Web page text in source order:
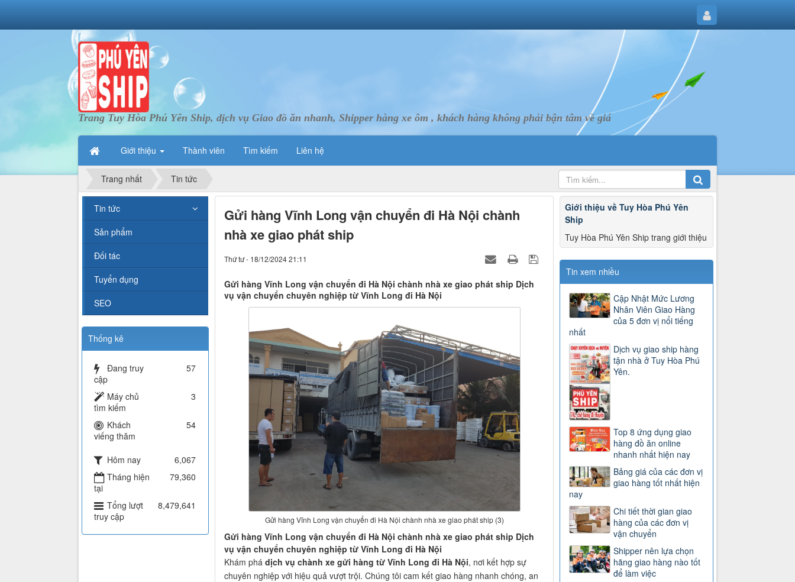
Trang Tuy Hòa Phú Yên Ship, dịch vụ Giao đồ ăn nhanh, Shipper hàng xe ôm , khách hàng không phải bận tâm về giá
Giới thiệu Thành viên Tìm kiếm Liên hệ
Trang nhất Tin tức
Gửi hàng Vĩnh Long vận chuyển đi Hà Nội chành
nhà xe giao phát ship
Thứ tư - 18/12/2024 21:11
Gửi hàng Vĩnh Long vận chuyển đi Hà Nội chành nhà xe giao phát ship Dịch
vụ vận chuyển chuyên nghiệp từ Vĩnh Long đi Hà Nội
Gửi hàng Vĩnh Long vận chuyển đi Hà Nội chành nhà xe giao phát ship (3)
Gửi hàng Vĩnh Long vận chuyển đi Hà Nội chành nhà xe giao phát ship Dịch
vụ vận chuyển chuyên nghiệp từ Vĩnh Long đi Hà Nội
Khám phá dịch vụ chành xe gửi hàng từ Vĩnh Long đi Hà Nội, nơi kết hợp sự
chuyên nghiệp với hiệu quả vượt trội. Chúng tôi cam kết giao hàng nhanh chóng, an
Giới thiệu về Tuy Hòa Phú Yên
Ship
Tuy Hòa Phú Yên Ship trang giới thiệu
Tin xem nhiều
Cập Nhật Mức Lương
Nhân Viên Giao Hàng
của 5 đơn vị nổi tiếng
nhất
Dịch vụ giao ship hàng
tận nhà ở Tuy Hòa Phú
Yên.
Top 8 ứng dụng giao
hàng đồ ăn online
nhanh nhất hiện nay
Bảng giá của các đơn vị
giao hàng tốt nhất hiện
nay
Chi tiết thời gian giao
hàng của các đơn vị
vận chuyển
Shipper nên lựa chọn
hãng giao hàng nào tốt
để làm việc
Tin tức
Sản phẩm
Đối tác
Tuyển dụng
SEO
Thống kê
Đang truy
cập
57
Máy chủ
tìm kiếm
3
Khách
viếng thăm
54
Hôm nay
6,067
Tháng hiện
tại
79,360
Tổng lượt
truy cập
8,479,641